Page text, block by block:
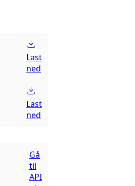
Last
ned
Last
ned
Gå
til
API